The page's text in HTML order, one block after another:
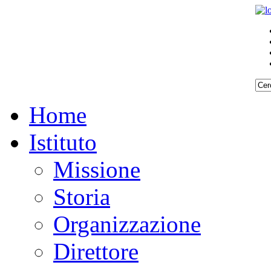
Home
Istituto
Missione
Storia
Organizzazione
Direttore